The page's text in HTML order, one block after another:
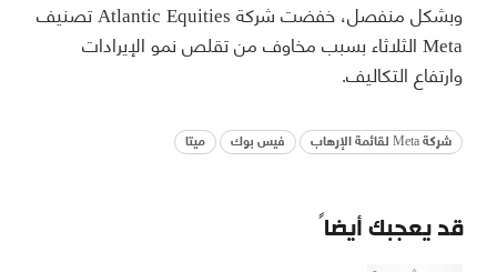
وبشكل منفصل، خفضت شركة Atlantic Equities تصنيف
Meta الثلاثاء بسبب مخاوف من تقلص نمو الإيرادات
وارتفاع التكاليف.
شركة Meta لقائمة الإرهاب فيس بوك ميتا
قد يعجبك أيضاً